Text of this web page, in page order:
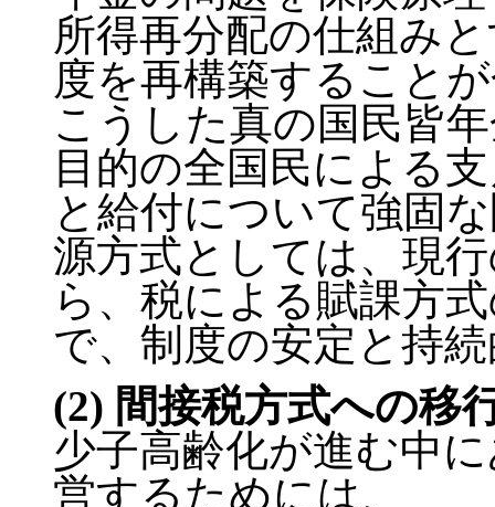
所得再分配の仕組み
度を再構築すること
こうした真の国民皆
目的の全国民による
と給付について強固
源方式としては、現
ら、税による賦課方
で、制度の安定と持
(2) 間接税方式への移
少子高齢化が進む中
営するためには、